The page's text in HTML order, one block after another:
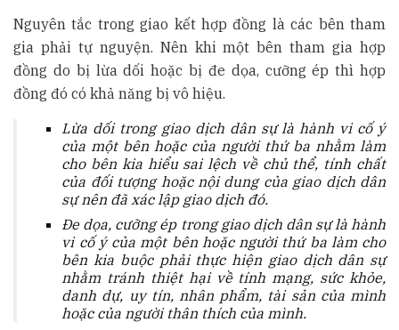
Nguyên tắc trong giao kết hợp đồng là các bên tham
gia phải tự nguyện. Nên khi một bên tham gia hợp
đồng do bị lừa dối hoặc bị đe dọa, cưỡng ép thì hợp
đồng đó có khả năng bị vô hiệu.
Lừa dối trong giao dịch dân sự là hành vi cố ý
của một bên hoặc của người thứ ba nhằm làm
cho bên kia hiểu sai lệch về chủ thể, tính chất
của đối tượng hoặc nội dung của giao dịch dân
sự nên đã xác lập giao dịch đó.
Đe dọa, cưỡng ép trong giao dịch dân sự là hành
vi cố ý của một bên hoặc người thứ ba làm cho
bên kia buộc phải thực hiện giao dịch dân sự
nhằm tránh thiệt hại về tính mạng, sức khỏe,
danh dự, uy tín, nhân phẩm, tài sản của mình
hoặc của người thân thích của mình.